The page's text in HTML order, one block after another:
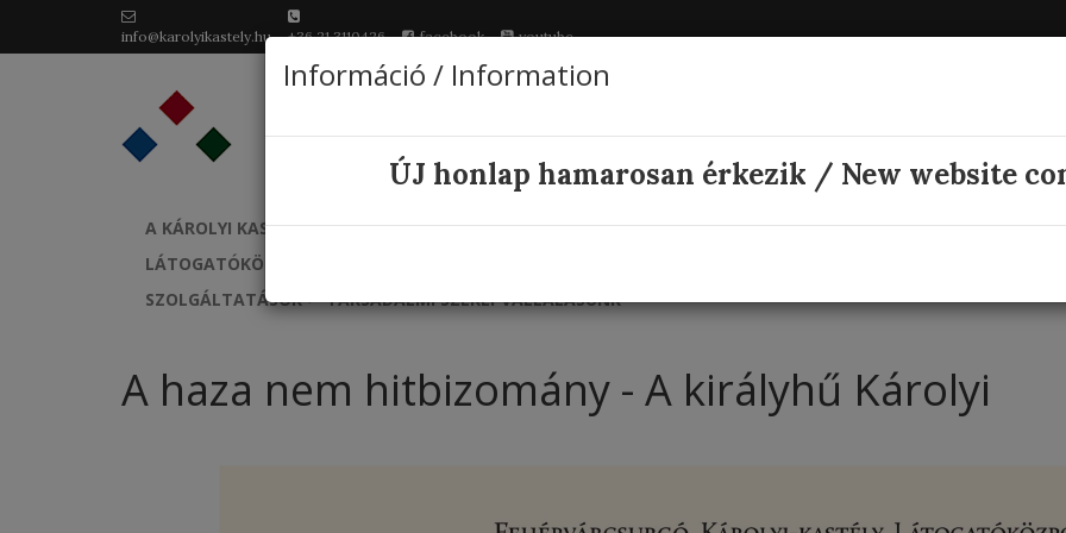
info@karolyikastely.hu +36 21 3110426 facebook youtube
Állandó programok
A KÁROLYI KASTÉLYRÓL EURÓPAI KULTURÁLIS TALÁLKOZÓ KÖZPONT HÍREK
GINOP 7.1.1-15-2016-00017
LÁTOGATÓKÖZPONT GINOP 7.1.1.-15-2016-00017
SZOLGÁLTATÁSOK
TÁRSADALMI SZEREPVÁLLALÁSUNK
A haza nem hitbizomány - A királyhű Károlyi
Információ / Information
ÚJ honlap hamarosan érkezik / New website